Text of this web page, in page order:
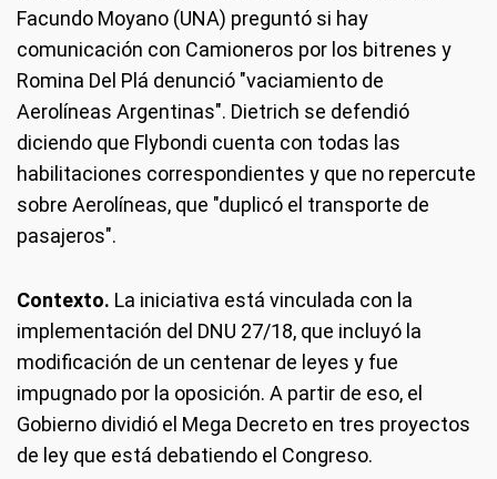
Facundo Moyano (UNA) preguntó si hay
comunicación con Camioneros por los bitrenes y
Romina Del Plá denunció "vaciamiento de
Aerolíneas Argentinas". Dietrich se defendió
diciendo que Flybondi cuenta con todas las
habilitaciones correspondientes y que no repercute
sobre Aerolíneas, que "duplicó el transporte de
pasajeros".
Contexto. La iniciativa está vinculada con la
implementación del DNU 27/18, que incluyó la
modificación de un centenar de leyes y fue
impugnado por la oposición. A partir de eso, el
Gobierno dividió el Mega Decreto en tres proyectos
de ley que está debatiendo el Congreso.